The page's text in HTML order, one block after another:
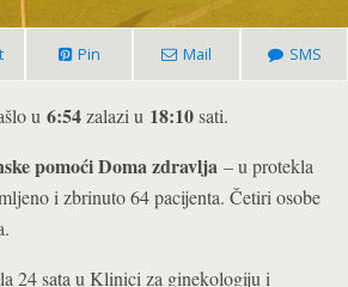
Pin Mail SMS
u 6:54zalazi u 18:10sati.
pomoći Doma zdravlja – u protekla
i zbrinuto 64 pacijenta. Četiri osobe
24 sata u Klinici za ginekologiju i